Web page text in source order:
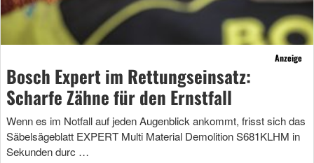
Anzeige
Bosch Expert im Rettungseinsatz:
Scharfe Zähne für den Ernstfall
Wenn es im Notfall auf jeden Augenblick ankommt, frisst sich das
Säbelsägeblatt EXPERT Multi Material Demolition S681KLHM in
Sekunden durc …